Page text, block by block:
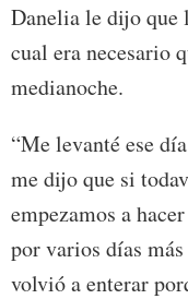
Danelia le dijo que
cual era necesario
medianoche.
“Me levanté ese
me dijo que si
empezamos a
por varios días
volvió a enterar